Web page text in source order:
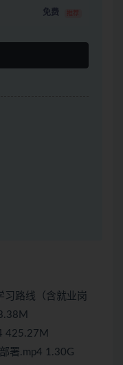
免费 推荐
习路线（含就业岗
425.27M
署.mp4 1.30G